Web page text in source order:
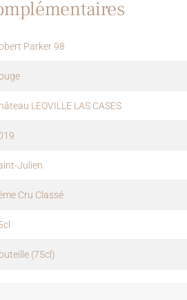
Parker 98
LEOVILLE LAS CASES
Julien
Cru Classé
(75cl)